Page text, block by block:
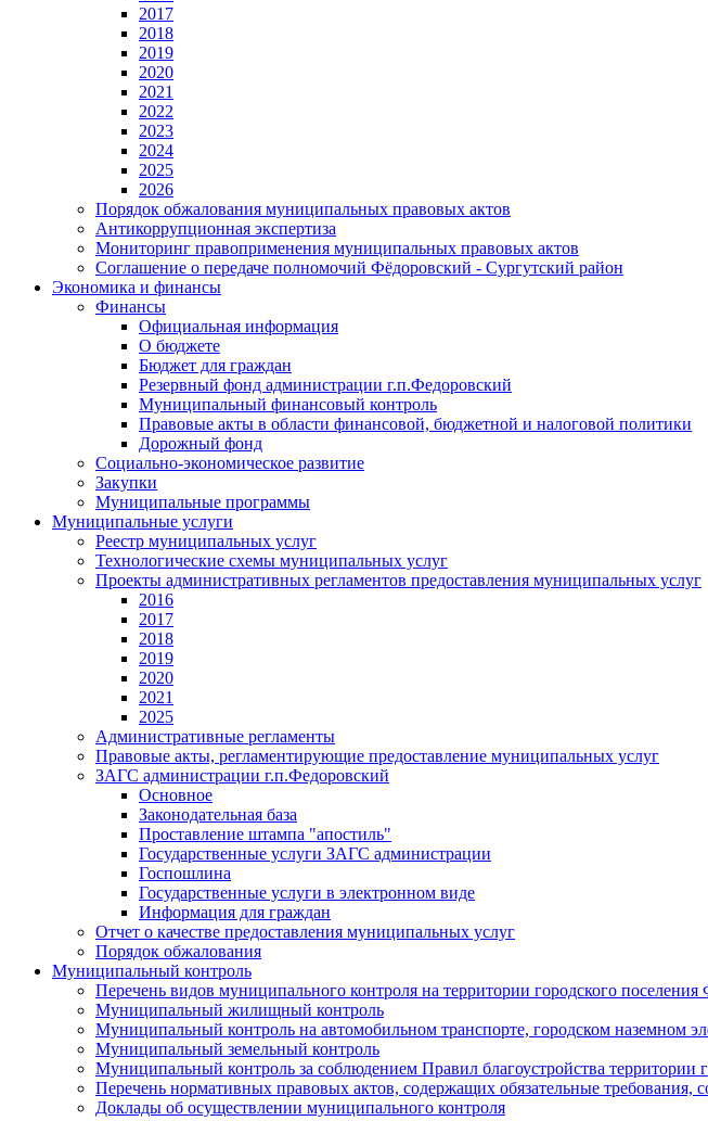
2017
2018
2019
2020
2021
2022
2023
2024
2025
2026
Порядок обжалования муниципальных правовых актов
Антикоррупционная экспертиза
Мониторинг правоприменения муниципальных правовых актов
Соглашение о передаче полномочий Фёдоровский - Сургутский район
Экономика и финансы
Финансы
Официальная информация
О бюджете
Бюджет для граждан
Резервный фонд администрации г.п.Федоровский
Муниципальный финансовый контроль
Правовые акты в области финансовой, бюджетной и налоговой политики
Дорожный фонд
Социально-экономическое развитие
Закупки
Муниципальные программы
Муниципальные услуги
Реестр муниципальных услуг
Технологические схемы муниципальных услуг
Проекты административных регламентов предоставления муниципальных услуг
2016
2017
2018
2019
2020
2021
2025
Административные регламенты
Правовые акты, регламентирующие предоставление муниципальных услуг
ЗАГС администрации г.п.Федоровский
Основное
Законодательная база
Проставление штампа "апостиль"
Государственные услуги ЗАГС администрации
Госпошлина
Государственные услуги в электронном виде
Информация для граждан
Отчет о качестве предоставления муниципальных услуг
Порядок обжалования
Муниципальный контроль
Перечень видов муниципального контроля на территории городского поселения
Муниципальный жилищный контроль
Муниципальный контроль на автомобильном транспорте, городском наземном
Муниципальный земельный контроль
Муниципальный контроль за соблюдением Правил благоустройства территории
Перечень нормативных правовых актов, содержащих обязательные
Доклады об осуществлении муниципального контроля